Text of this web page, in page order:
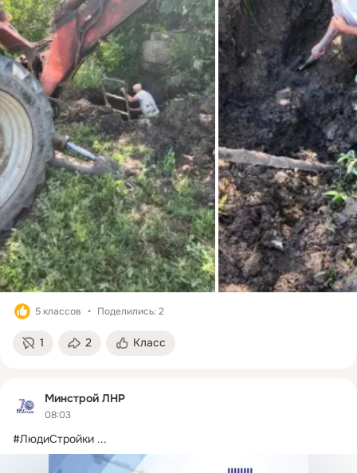
5 классов Поделились: 2
1 2 Класс
Минстрой ЛНР
08:03
#ЛюдиСтройки ...